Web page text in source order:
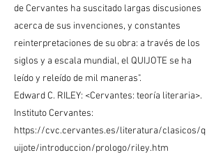
de Cervantes ha suscitado largas discusiones
acerca de sus invenciones, y constantes
reinterpretaciones de su obra: a través de los
siglos y a escala mundial, el QUIJOTE se ha
leído y releído de mil maneras".
Edward C. RILEY: <Cervantes: teoría literaria>.
Instituto Cervantes:
https://cvc.cervantes.es/literatura/clasicos/q
uijote/introduccion/prologo/riley.htm